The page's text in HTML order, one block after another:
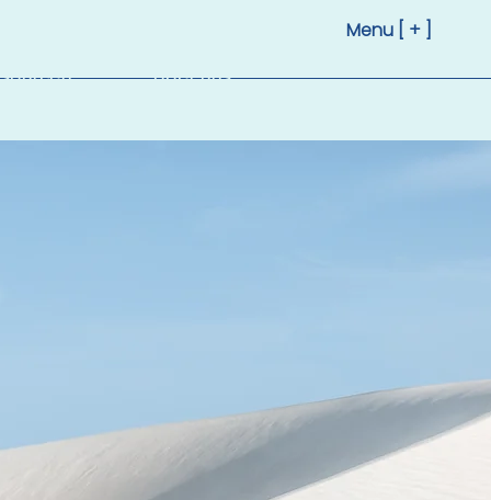
Menu [ + ]
Über uns